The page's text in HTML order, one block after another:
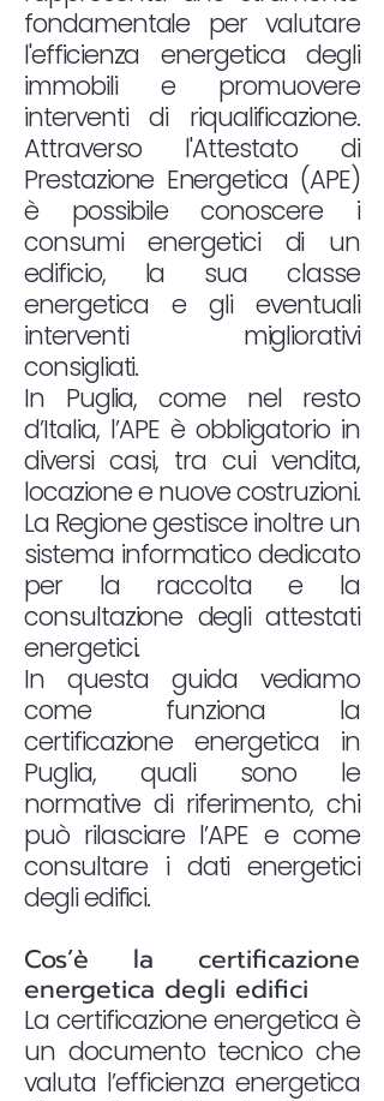
fondamentale per valutare
l'efficienza energetica degli
immobili e promuovere
interventi di riqualificazione.
Attraverso l'Attestato di
Prestazione Energetica (APE)
è possibile conoscere i
consumi energetici di un
edificio, la sua classe
energetica e gli eventuali
interventi migliorativi
consigliati.
In Puglia, come nel resto
d’Italia, l’APE è obbligatorio in
diversi casi, tra cui vendita,
locazione e nuove costruzioni.
La Regione gestisce inoltre un
sistema informatico dedicato
per la raccolta e la
consultazione degli attestati
energetici.
In questa guida vediamo
come funziona la
certificazione energetica in
Puglia, quali sono le
normative di riferimento, chi
può rilasciare l’APE e come
consultare i dati energetici
degli edifici.
Cos’è la certificazione
energetica degli edifici
La certificazione energetica è
un documento tecnico che
valuta l’efficienza energetica